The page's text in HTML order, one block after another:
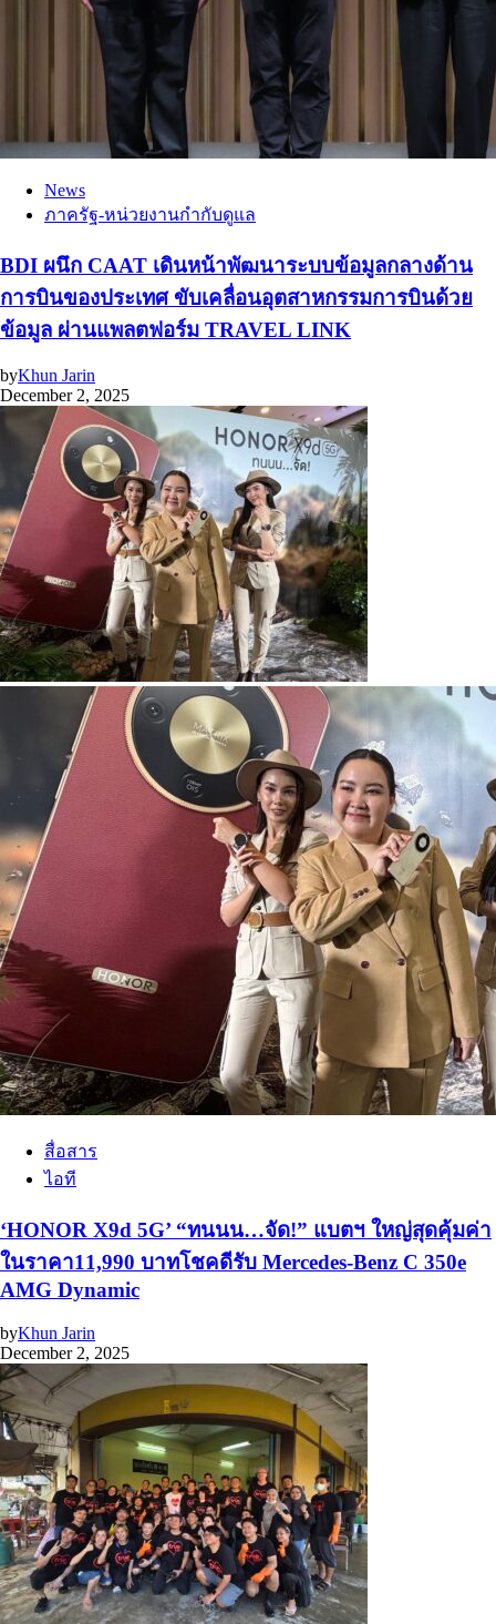
News
ภาครัฐ-หน่วยงานกำกับดูแล
BDI ผนึก CAAT เดินหน้าพัฒนาระบบข้อมูลกลางด้าน
การบินของประเทศ ขับเคลื่อนอุตสาหกรรมการบินด้วย
ข้อมูล ผ่านแพลตฟอร์ม TRAVEL LINK
byKhun Jarin
December 2, 2025
สื่อสาร
ไอที
‘HONOR X9d 5G’ “ทนนน…จัด!” แบตฯ ใหญ่สุดคุ้มค่า
ในราคา11,990 บาทโชคดีรับ Mercedes-Benz C 350e
AMG Dynamic
byKhun Jarin
December 2, 2025